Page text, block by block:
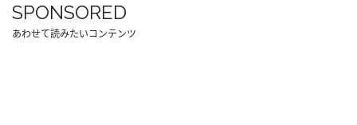
SPONSORED
あわせて読みたいコンテンツ